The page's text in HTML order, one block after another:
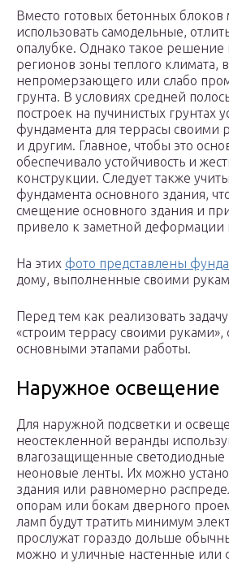
Вместо готовых бетонных
использовать самодельные,
опалубке. Однако такое
регионов зоны теплого климата,
непромерзающего или слабо
грунта. В условиях средней
построек на пучинистых грунтах
фундамента для террасы своими
и другим. Главное, чтобы это
обеспечивало устойчивость и
конструкции. Следует также
фундамента основного здания,
смещение основного здания и
привело к заметной деформации
На этих фото представлены
дому, выполненные своими
Перед тем как реализовать
«строим террасу своими руками»,
основными этапами работы.
Наружное освещение
Для наружной подсветки и
неостекленной веранды
влагозащищенные светодиодные
неоновые ленты. Их можно
здания или равномерно
опорам или бокам дверного
ламп будут тратить минимум
прослужат гораздо дольше
можно и уличные настенные или